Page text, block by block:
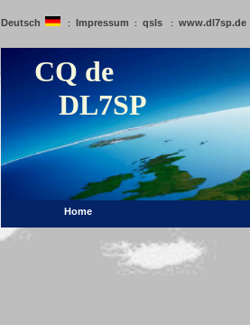
Deutsch : Impressum : qsls : www.dl7sp.de
CQ de
DL7SP
Home